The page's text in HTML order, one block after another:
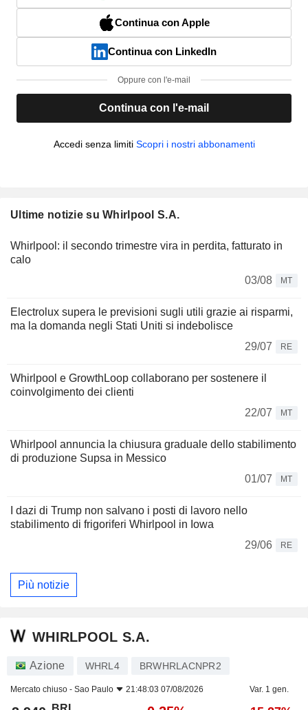
Continua con Apple
Continua con LinkedIn
Oppure con l'e-mail
Continua con l'e-mail
Accedi senza limiti Scopri i nostri abbonamenti
Ultime notizie su Whirlpool S.A.
Whirlpool: il secondo trimestre vira in perdita, fatturato in
calo
03/08
MT
Electrolux supera le previsioni sugli utili grazie ai risparmi,
ma la domanda negli Stati Uniti si indebolisce
29/07
RE
Whirlpool e GrowthLoop collaborano per sostenere il
coinvolgimento dei clienti
22/07
MT
Whirlpool annuncia la chiusura graduale dello stabilimento
di produzione Supsa in Messico
01/07
MT
I dazi di Trump non salvano i posti di lavoro nello
stabilimento di frigoriferi Whirlpool in Iowa
29/06
RE
Più notizie
WHIRLPOOL S.A.
Azione WHRL4 BRWHRLACNPR2
Mercato chiuso - Sao Paulo 21:48:03 07/08/2026 Var. 1 gen.